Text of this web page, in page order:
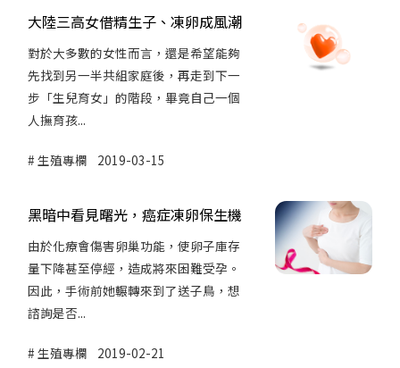
大陸三高女借精生子、凍卵成風潮
對於大多數的女性而言，還是希望能夠
先找到另一半共組家庭後，再走到下一
步「生兒育女」的階段，畢竟自己一個
人撫育孩...
生殖專欄 2019-03-15
黑暗中看見曙光，癌症凍卵保生機
由於化療會傷害卵巢功能，使卵子庫存
量下降甚至停經，造成將來困難受孕。
因此，手術前她輾轉來到了送子鳥，想
諮詢是否...
生殖專欄 2019-02-21